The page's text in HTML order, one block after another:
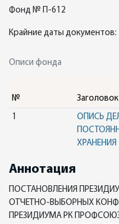
Фонд № П-612
Крайние даты документов:
Описи фонда
№ Заголовок
1
ОПИСЬ
ХРАНЕНИЯ
Аннотация
ПОСТАНОВЛЕНИЯ
ОТЧЕТНО-ВЫБОРНЫХ
ПРЕЗИДИУМА РК